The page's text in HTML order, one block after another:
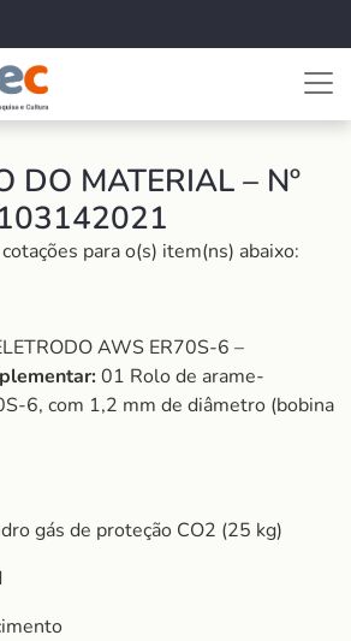
DO MATERIAL – Nº
103142021
para o(s) item(ns) abaixo:
AWS ER70S-6 –
01 Rolo de arame-
6, com 1,2 mm de diâmetro (bobina
gás de proteção CO2 (25 kg)